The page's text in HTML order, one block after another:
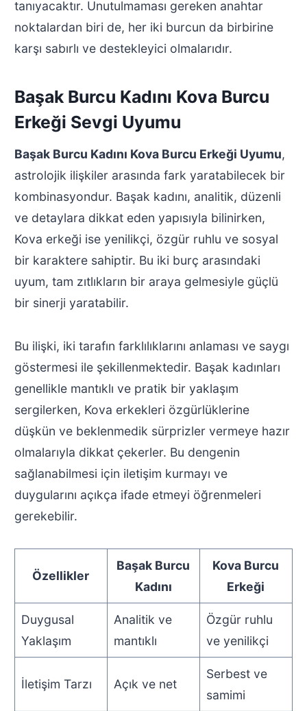
tanıyacaktır. Unutulmaması gereken anahtar
noktalardan biri de, her iki burcun da birbirine
karşı sabırlı ve destekleyici olmalarıdır.
Başak Burcu Kadını Kova Burcu
Erkeği Sevgi Uyumu
Başak Burcu Kadını Kova Burcu Erkeği Uyumu,
astrolojik ilişkiler arasında fark yaratabilecek bir
kombinasyondur. Başak kadını, analitik, düzenli
ve detaylara dikkat eden yapısıyla bilinirken,
Kova erkeği ise yenilikçi, özgür ruhlu ve sosyal
bir karaktere sahiptir. Bu iki burç arasındaki
uyum, tam zıtlıkların bir araya gelmesiyle güçlü
bir sinerji yaratabilir.
Bu ilişki, iki tarafın farklılıklarını anlaması ve saygı
göstermesi ile şekillenmektedir. Başak kadınları
genellikle mantıklı ve pratik bir yaklaşım
sergilerken, Kova erkekleri özgürlüklerine
düşkün ve beklenmedik sürprizler vermeye hazır
olmalarıyla dikkat çekerler. Bu dengenin
sağlanabilmesi için iletişim kurmayı ve
duygularını açıkça ifade etmeyi öğrenmeleri
gerekebilir.
Özellikler
Başak Burcu
Kadını
Kova Burcu
Erkeği
Duygusal
Yaklaşım
Analitik ve
mantıklı
Özgür ruhlu
ve yenilikçi
İletişim Tarzı Açık ve net
Serbest ve
samimi